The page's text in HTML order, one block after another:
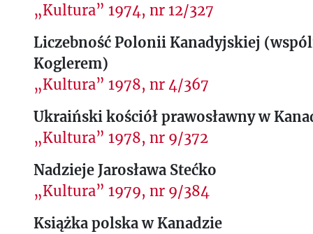
„Kultura” 1974, nr 12/327
Liczebność Polonii Kanadyjskiej
Koglerem)
„Kultura” 1978, nr 4/367
Ukraiński kościół prawosławny w
„Kultura” 1978, nr 9/372
Nadzieje Jarosława Stećko
„Kultura” 1979, nr 9/384
Książka polska w Kanadzie